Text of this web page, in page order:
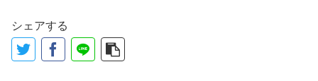
シェアする